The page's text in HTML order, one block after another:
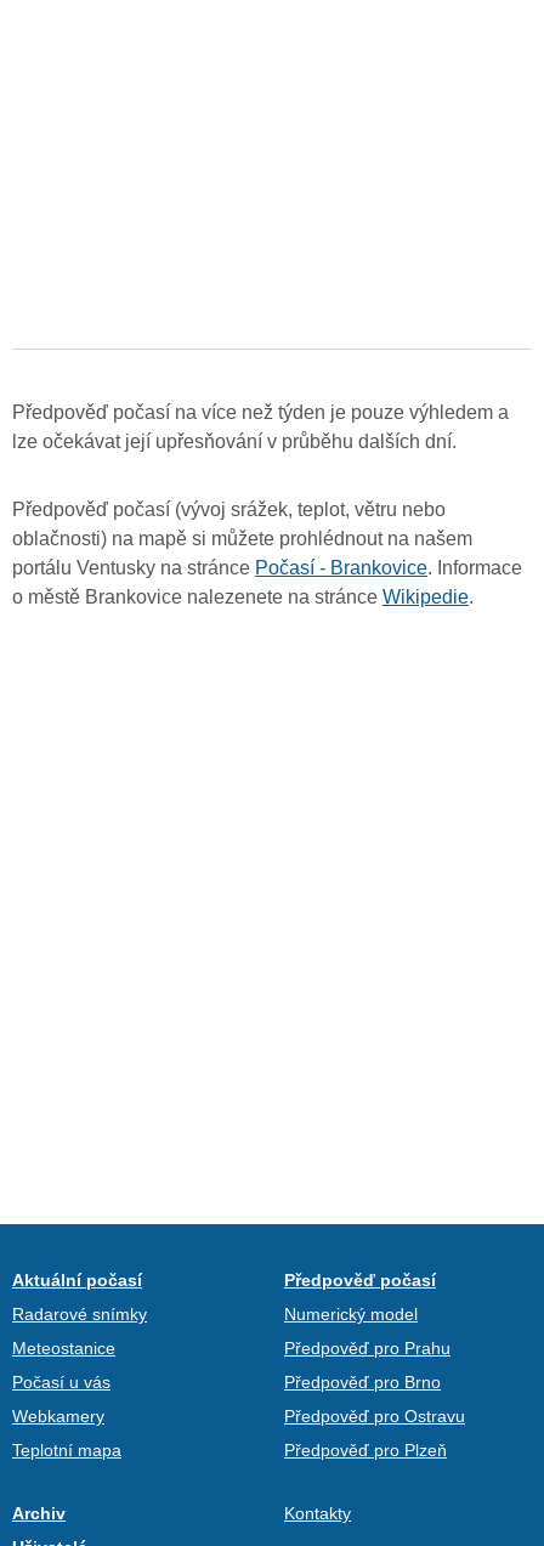
Předpověď počasí na více než týden je pouze výhledem a
lze očekávat její upřesňování v průběhu dalších dní.
Předpověď počasí (vývoj srážek, teplot, větru nebo
oblačnosti) na mapě si můžete prohlédnout na našem
portálu Ventusky na stránce Počasí - Brankovice. Informace
o městě Brankovice nalezenete na stránce Wikipedie.
Aktuální počasí
Radarové snímky
Meteostanice
Počasí u vás
Webkamery
Teplotní mapa
Předpověď počasí
Numerický model
Předpověď pro Prahu
Předpověď pro Brno
Předpověď pro Ostravu
Předpověď pro Plzeň
Archiv
Kontakty